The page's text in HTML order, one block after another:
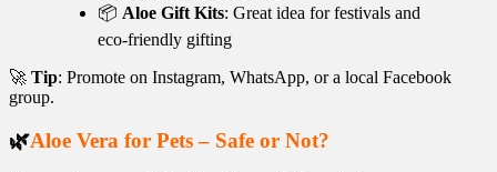
📦 Aloe Gift Kits: Great idea for festivals and
eco-friendly gifting
🚀 Tip: Promote on Instagram, WhatsApp, or a local Facebook
group.
🌿Aloe Vera for Pets – Safe or Not?